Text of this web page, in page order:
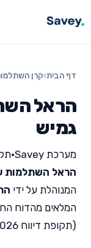
דף הבית›קרן
הראל
גמיש
מערכת Savey •
הראל השתלמות
המנוהלת על ידי
המלאים מהדוח
(תקופת דיווח 04/2026).